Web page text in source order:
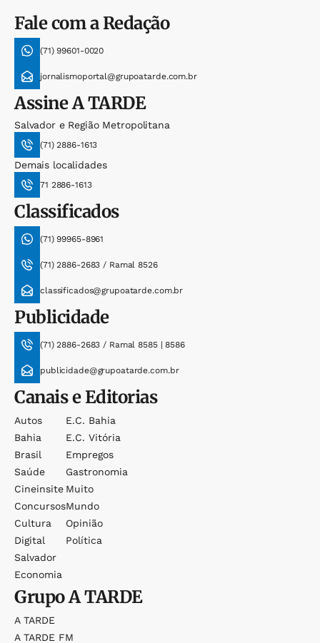
Fale com a Redação
(71) 99601-0020
jornalismoportal@grupoatarde.com.br
AssineA TARDE
Salvador e Região Metropolitana
(71) 2886-1613
Demais localidades
71 2886-1613
Classificados
(71) 99965-8961
(71) 2886-2683 / Ramal 8526
classificados@grupoatarde.com.br
Publicidade
(71) 2886-2683 / Ramal 8585 | 8586
publicidade@grupoatarde.com.br
Canais e Editorias
Autos
Bahia
Brasil
Saúde
Cineinsite
Concursos
Cultura
Digital
Salvador
Economia
E.c. Bahia
E.c. Vitória
Empregos
Gastronomia
Muito
Mundo
Opinião
Política
GrupoA TARDE
A TARDE
A TARDE FM